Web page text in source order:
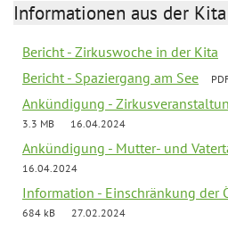
Informationen aus der
Bericht - Zirkuswoche in der Kita
Bericht - Spaziergang am See
Ankündigung -
3.3 MB
16.04.2024
Ankündigung - Mutter- und
16.04.2024
Information - Einschränkung der
684 kB
27.02.2024